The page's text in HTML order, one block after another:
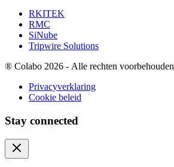
RKITEK
RMC
SiNube
Tripwire Solutions
® Colabo 2026 - Alle rechten voorbehouden
Privacyverklaring
Cookie beleid
Stay connected
Close modal